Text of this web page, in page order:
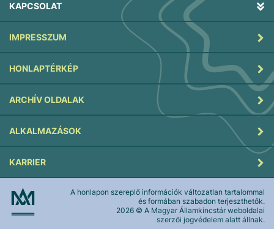
KAPCSOLAT
IMPRESSZUM
HONLAPTÉRKÉP
ARCHÍV OLDALAK
ALKALMAZÁSOK
KARRIER
A honlapon szereplő információk változatlan tartalommal
és formában szabadon terjeszthetők.
2026 © A Magyar Államkincstár weboldalai
szerzői jogvédelem alatt állnak.